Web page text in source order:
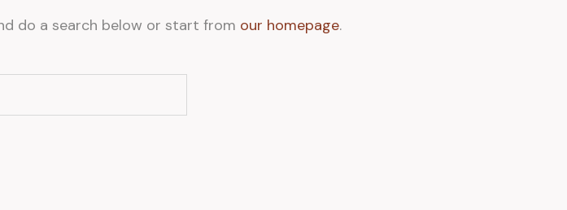
do a search below or start from our homepage.